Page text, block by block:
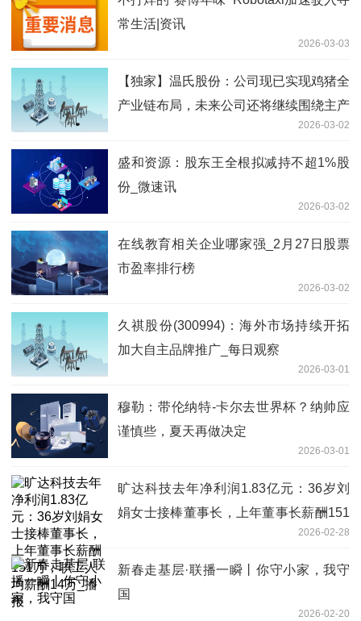
常生活|资讯
2026-03-03
【独家】温氏股份：公司现已实现鸡猪全
产业链布局，未来公司还将继续围绕主产
业上下游，积极投资具有发展潜质的行业
和企业
2026-03-02
盛和资源：股东王全根拟减持不超1%股
份_微速讯
2026-03-02
在线教育相关企业哪家强_2月27日股票
市盈率排行榜
2026-03-02
久祺股份(300994)：海外市场持续开拓
加大自主品牌推广_每日观察
2026-03-01
穆勒：带伦纳特-卡尔去世界杯？纳帅应
谨慎些，夏天再做决定
2026-03-01
旷达科技去年净利润1.83亿元：36岁刘
娟女士接棒董事长，上年董事长薪酬151
2026-02-28
新春走基层·联播一瞬丨你守小家，我守
国
2026-02-20